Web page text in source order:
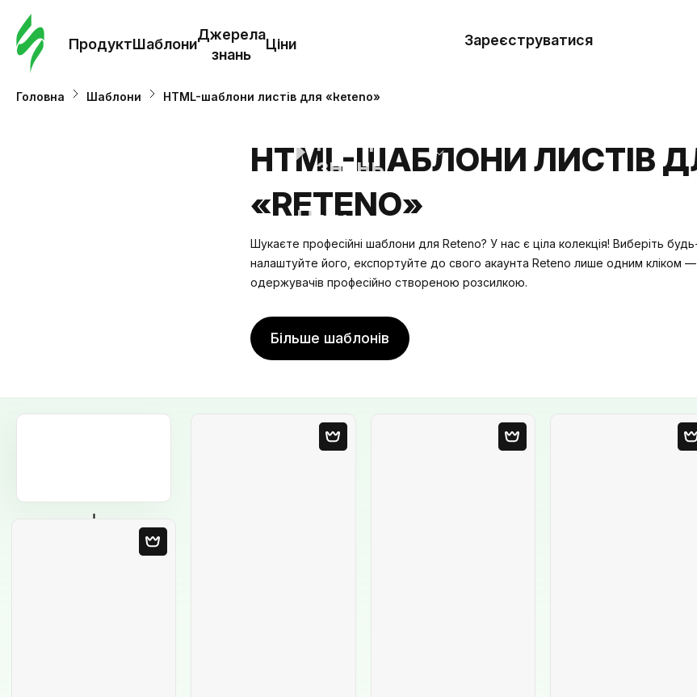
ПродуктШаблони
Джерела
знань
Ціни
Шаблони
знань
Ціни
Зареєструватися
Головна Шаблони HTML-шаблони листів для «Reteno»
HTML-ШАБЛОНИ ЛИСТІВ
«RETENO»
Шукаєте професійні шаблони для Reteno? У нас є ціла колекція! Виберіть
налаштуйте його, експортуйте до свого акаунта Reteno лише одним кліком
одержувачів професійно створеною розсилкою.
Більше шаблонів